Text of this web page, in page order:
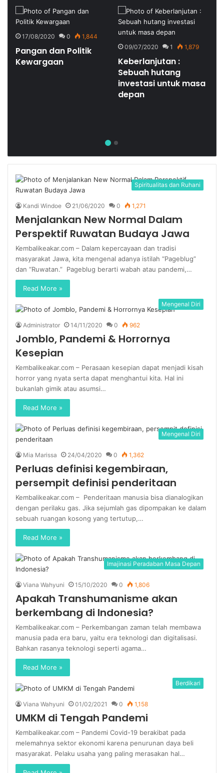
17/08/2020 0 1,844
Pangan dan Politik
Kewargaan
09/07/2020 1 1,879
Keberlanjutan :
Sebuah hutang
investasi untuk masa
depan
Spiritualitas dan Ruhani
Kandi Windoe 21/06/2020 0 1,271
Menjalankan New Normal Dalam
Perspektif Ruwatan Budaya Jawa
Kembalikeakar.com – Dalam kepercayaan dan tradisi
masyarakat Jawa, kita mengenal adanya istilah “Pageblug”
dan “Ruwatan.” Pageblug berarti wabah atau pandemi,…
Read More »
Mengenal Diri
Administrator 14/11/2020 0 962
Jomblo, Pandemi & Horrornya
Kesepian
Kembalikeakar.com – Perasaan kesepian dapat menjadi kisah
horror yang nyata serta dapat menghantui kita. Hal ini
bukanlah gimik atau asumsi…
Read More »
Mengenal Diri
Mia Marissa 24/04/2020 0 1,362
Perluas definisi kegembiraan,
persempit definisi penderitaan
Kembalikeakar.com – Penderitaan manusia bisa dianalogikan
dengan perilaku gas. Jika sejumlah gas dipompakan ke dalam
sebuah ruangan kosong yang tertutup,…
Read More »
Imajinasi Peradaban Masa Depan
Viana Wahyuni 15/10/2020 0 1,806
Apakah Transhumanisme akan
berkembang di Indonesia?
Kembalikeakar.com – Perkembangan zaman telah membawa
manusia pada era baru, yaitu era teknologi dan digitalisasi.
Bahkan rasanya teknologi seperti agama…
Read More »
Berdikari
Viana Wahyuni 01/02/2021 0 1,158
UMKM di Tengah Pandemi
Kembalikeakar.com – Pandemi Covid-19 berakibat pada
melemahnya sektor ekonomi karena penurunan daya beli
masyarakat. Pelaku usaha yang paling merasakan hal…